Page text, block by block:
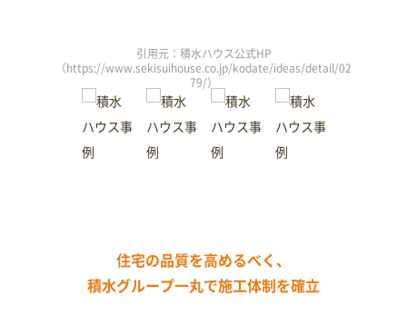
引用元：積水ハウス公式HP
（https://www.sekisuihouse.co.jp/kodate/ideas/detail/02
79/）
住宅の品質を高めるべく、
積水グループ一丸で施工体制を確立